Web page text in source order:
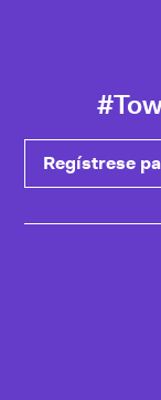
Regístrese